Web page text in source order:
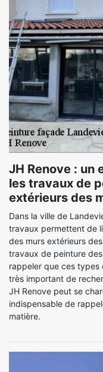
JH Renove :
les travaux de
extérieurs des
Dans la ville de
travaux permettent de
des murs extérieurs
travaux de peinture
rappeler que ces
très important de
JH Renove peut se
indispensable de
matière.